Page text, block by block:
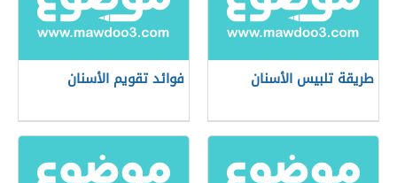
طريقة تلبيس الأسنان فوائد تقويم الأسنان